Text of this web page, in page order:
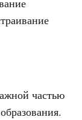
частью